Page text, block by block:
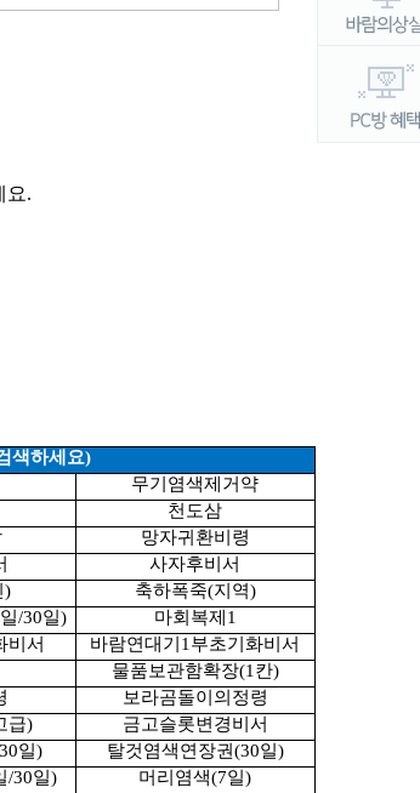
요.
색하세요)
무기염색제거약
천도삼
망자귀환비령
사자후비서
) 축하폭죽(지역)
일/30일) 마회복제 1
비서 바람연대기 1 부초기화비서
물품보관함확장(1 칸)
보라곰돌이의정령
급)
금고슬롯변경비서
일) 탈것염색연장권(30일)
/30일) 머리염색(7일)